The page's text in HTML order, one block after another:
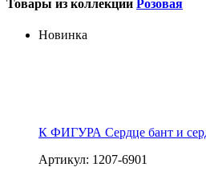
Товары из коллекции Розовая
Новинка
К ФИГУРА Сердце бант и
Артикул: 1207-6901